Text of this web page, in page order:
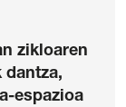
zikloaren
dantza,
espazioa